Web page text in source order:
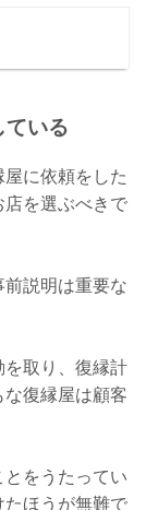
いる
に依頼をした
を選ぶべきで
説明は重要な
取り、復縁計
復縁屋は顧客
をうたってい
ほうが無難で